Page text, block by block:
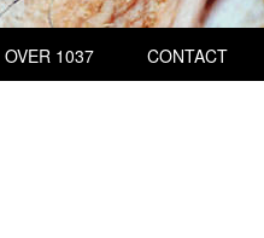
OVER 1037 CONTACT